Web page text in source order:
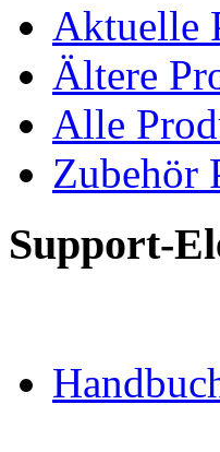
Aktuelle
Ältere
Alle
Zubehör
Support-